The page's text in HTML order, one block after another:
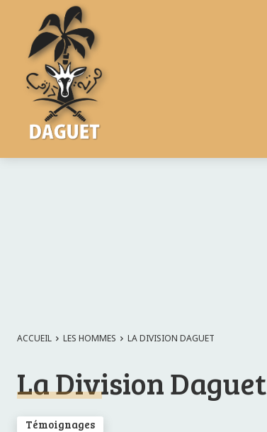
ACCUEIL LES HOMMES LA DIVISION DAGUET
La Division Daguet
Témoignages